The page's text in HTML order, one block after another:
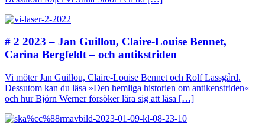
# 2 2023 – Jan Guillou, Claire-Louise Bennet,
Carina Bergfeldt – och antikstriden
Vi möter Jan Guillou, Claire-Louise Bennet och Rolf Lassgård.
Dessutom kan du läsa »Den hemliga historien om antikenstriden«
och hur Björn Werner försöker lära sig att läsa […]